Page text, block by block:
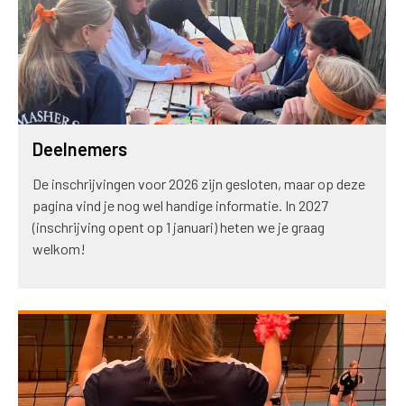
Deelnemers
De inschrijvingen voor 2026 zijn gesloten, maar op deze
pagina vind je nog wel handige informatie. In 2027
(inschrijving opent op 1 januari) heten we je graag
welkom!